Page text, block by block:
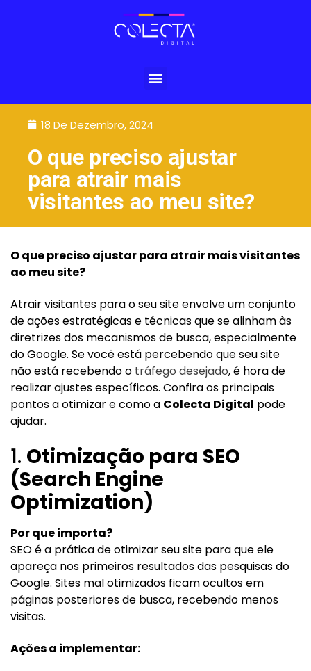
18 De Dezembro, 2024
O que preciso ajustar
para atrair mais
visitantes ao meu site?
O que preciso ajustar para atrair mais visitantes
ao meu site?
Atrair visitantes para o seu site envolve um conjunto
de ações estratégicas e técnicas que se alinham às
diretrizes dos mecanismos de busca, especialmente
do Google. Se você está percebendo que seu site
não está recebendo o tráfego desejado, é hora de
realizar ajustes específicos. Confira os principais
pontos a otimizar e como a Colecta Digital pode
ajudar.
1. Otimização para SEO
(Search Engine
Optimization)
Por que importa?
SEO é a prática de otimizar seu site para que ele
apareça nos primeiros resultados das pesquisas do
Google. Sites mal otimizados ficam ocultos em
páginas posteriores de busca, recebendo menos
visitas.
Ações a implementar: